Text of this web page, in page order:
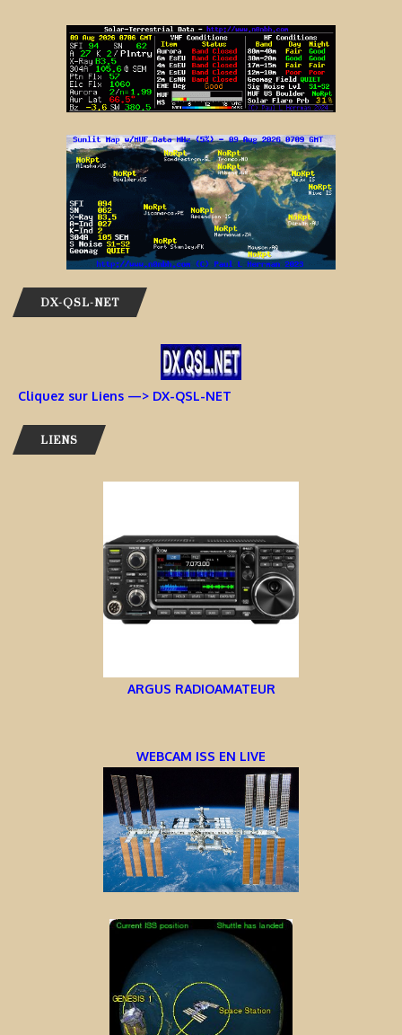
DX-QSL-NET
Cliquez sur Liens —> DX-QSL-NET
LIENS
ARGUS RADIOAMATEUR
WEBCAM ISS EN LIVE